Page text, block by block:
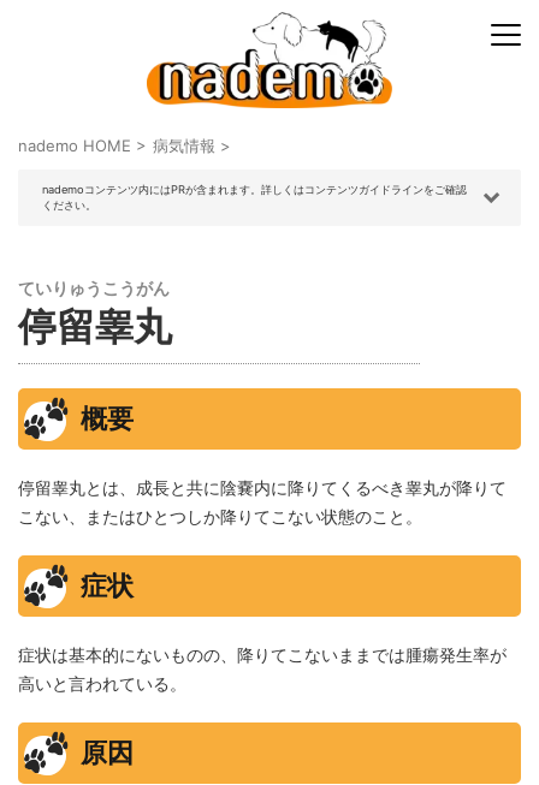
nademo HOME > 病気情報 >
nademoコンテンツ内にはPRが含まれます。詳しくはコンテンツガイドラインをご確認
ください。
ていりゅうこうがん
停留睾丸
概要
停留睾丸とは、成長と共に陰嚢内に降りてくるべき睾丸が降りて
こない、またはひとつしか降りてこない状態のこと。
症状
症状は基本的にないものの、降りてこないままでは腫瘍発生率が
高いと言われている。
原因